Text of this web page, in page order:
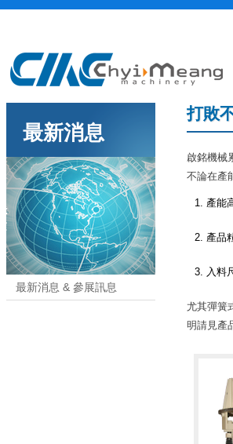
最新消息
最新消息 & 參展訊息
打敗
啟銘機械
不論在產
產能
產品
入料
尤其彈簧
明請見產